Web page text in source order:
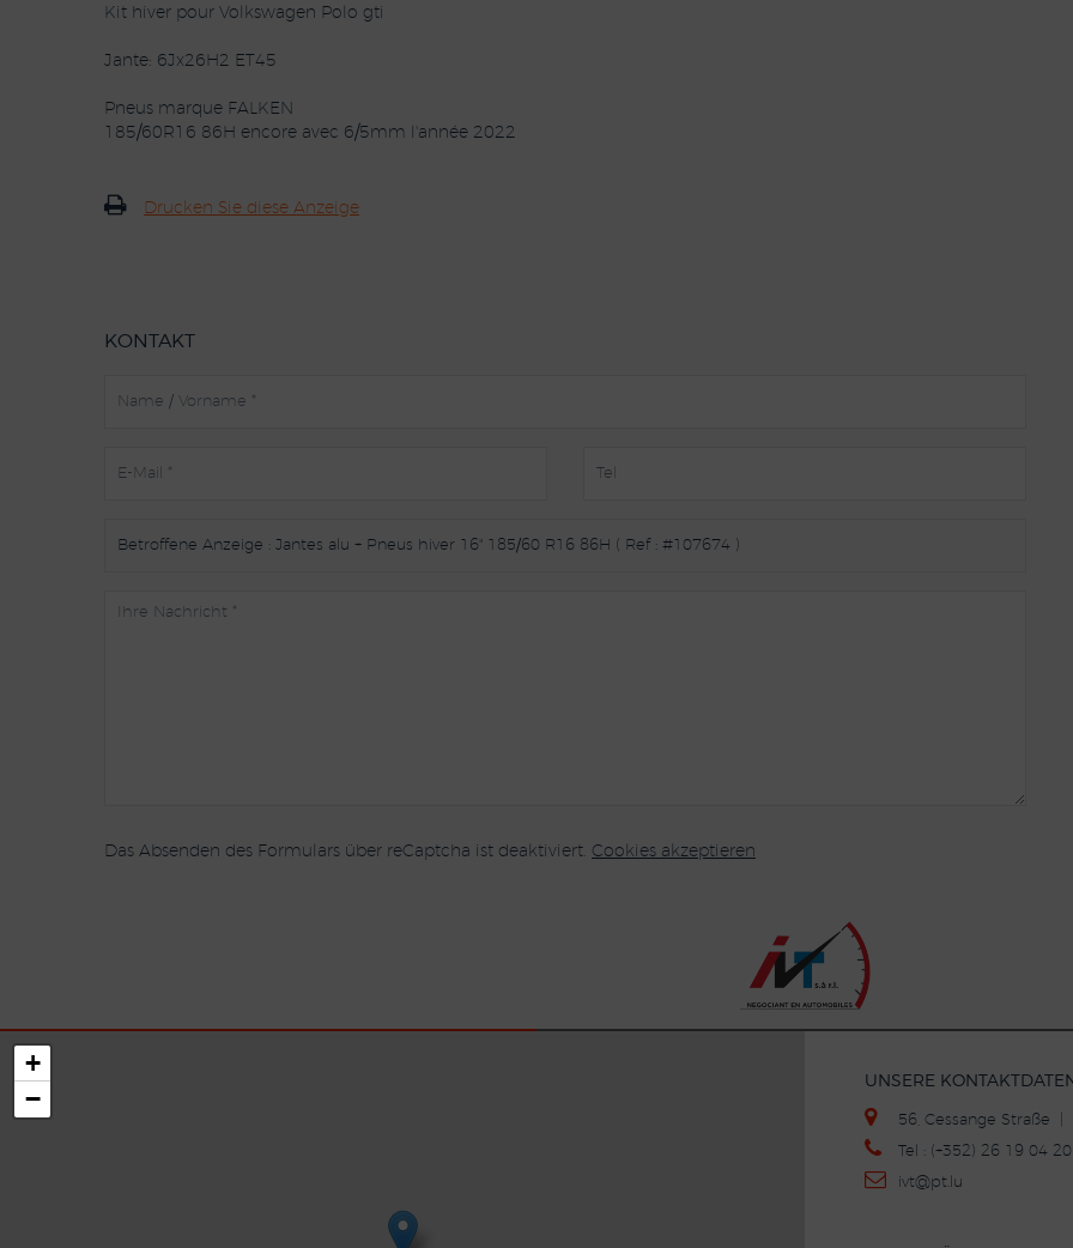
Kit hiver pour Volkswagen Polo gti
Jante: 6Jx26H2 ET45
Pneus marque FALKEN
185/60R16 86H encore avec 6/5mm l'année 2022
Drucken Sie diese Anzeige
KONTAKT
Das Absenden des Formulars über reCaptcha ist deaktiviert. Cookies akzeptieren
+
−
UNSERE
56, Cessange Straße
Tel : (+352) 26 19 04
ivt@pt.lu